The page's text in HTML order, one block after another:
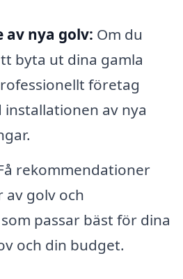
nya golv: Om du
byta ut dina gamla
företag
installationen av nya
rekommendationer
av golv och
passar bäst för dina
och din budget.